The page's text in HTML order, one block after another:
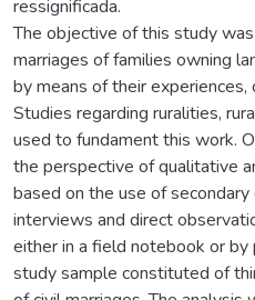
ressignificada.
The objective of this study
marriages of families owning
by means of their
Studies regarding ruralities,
used to fundament this work.
the perspective of qualitative
based on the use of secondary
interviews and direct
either in a field notebook or by
study sample constituted of